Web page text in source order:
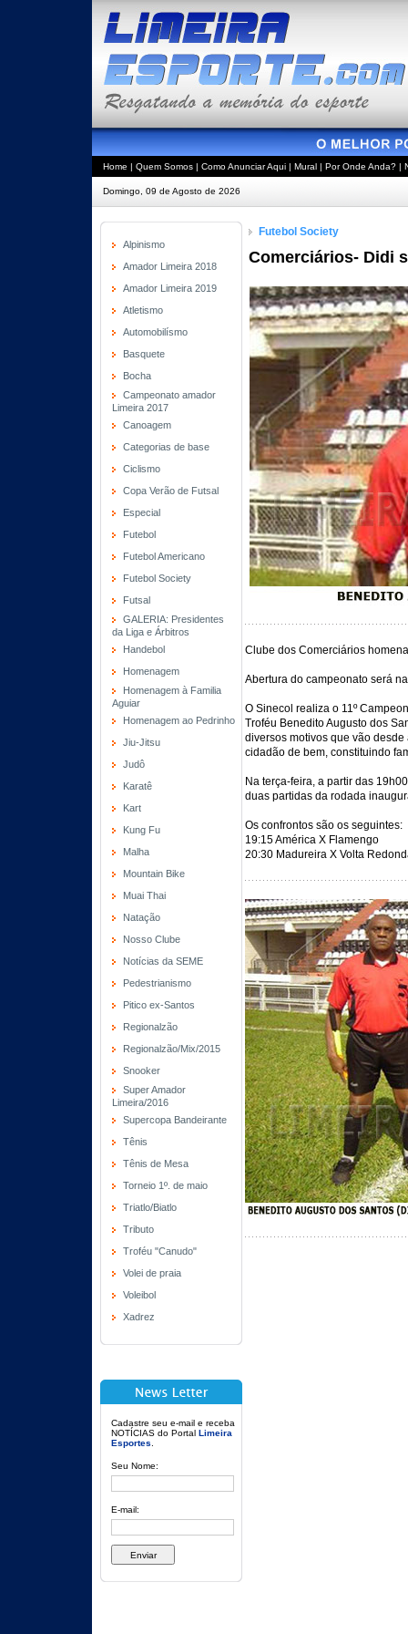
Home | Quem Somos | Como Anunciar Aqui | Mural | Por Onde Anda? |
Domingo, 09 de Agosto de 2026
Alpinismo
Amador Limeira 2018
Amador Limeira 2019
Atletismo
Automobilísmo
Basquete
Bocha
Campeonato amador
Limeira 2017
Canoagem
Categorias de base
Ciclismo
Copa Verão de Futsal
Especial
Futebol
Futebol Americano
Futebol Society
Futsal
GALERIA: Presidentes
da Liga e Árbitros
Handebol
Homenagem
Homenagem à Familia
Aguiar
Homenagem ao Pedrinho
Jiu-Jitsu
Judô
Karatê
Kart
Kung Fu
Malha
Mountain Bike
Muai Thai
Natação
Nosso Clube
Notícias da SEME
Pedestrianismo
Pitico ex-Santos
Regionalzão
Regionalzão/Mix/2015
Snooker
Super Amador
Limeira/2016
Supercopa Bandeirante
Tênis
Tênis de Mesa
Torneio 1º. de maio
Triatlo/Biatlo
Tributo
Troféu "Canudo"
Volei de praia
Voleibol
Xadrez
Cadastre seu e-mail e receba
NOTÍCIAS do Portal Limeira
Esportes
Seu Nome:
E-mail:
Futebol Society
Comerciários- Didi
Clube dos Comerciários
Abertura do campeonato será
O Sinecol realiza o 11º
Troféu Benedito Augusto dos
diversos motivos que vão
cidadão de bem, constituindo
Na terça-feira, a partir das
duas partidas da rodada
Os confrontos são os seguintes:
19:15 América X Flamengo
20:30 Madureira X Volta